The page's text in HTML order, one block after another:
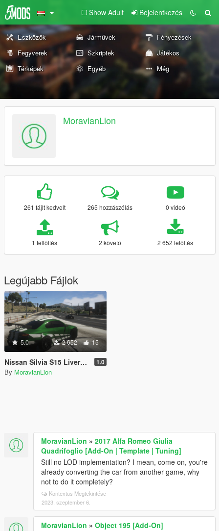
Show Adult Bejelentkezés
Eszközök Járművek
Fényezések
Fegyverek
Szkriptek
Játékos
Térképek
Egyéb Még
MoravianLion
261 fájlt kedvelt 265 hozzászólás 0 videó
1 feltöltés 2 követő 2 652 letöltés
Legújabb Fájlok
5.0 2 652 15
Nissan Silvia S15 Livery pack (160 liveries) [FiveM READY] 1.0
By MoravianLion
MoravianLion » 2017 Alfa Romeo Giulia
Quadrifoglio [Add-On | Template | Tuning]
Still no LOD implementation? I mean, come on, you're
already converting the car from another game, why
not to do it completely?
Kontextus Megtekintése
2023. szeptember 6.
MoravianLion » Object 195 [Add-On]